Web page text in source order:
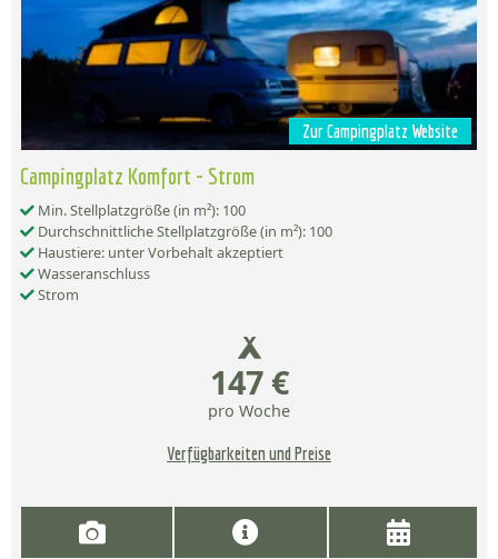
Zur Campingplatz Website
Campingplatz Komfort - Strom
Min. Stellplatzgröße (in m²): 100
Durchschnittliche Stellplatzgröße (in m²): 100
Haustiere: unter Vorbehalt akzeptiert
Wasseranschluss
Strom
147 €
pro Woche
Verfügbarkeiten und Preise